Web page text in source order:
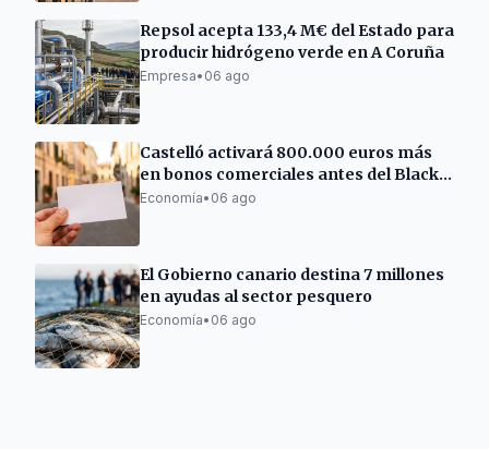
Repsol acepta 133,4 M€ del Estado para
producir hidrógeno verde en A Coruña
Empresa• 06 ago
Castelló activará 800.000 euros más
en bonos comerciales antes del Black
Friday
Economía• 06 ago
El Gobierno canario destina 7 millones
en ayudas al sector pesquero
Economía• 06 ago